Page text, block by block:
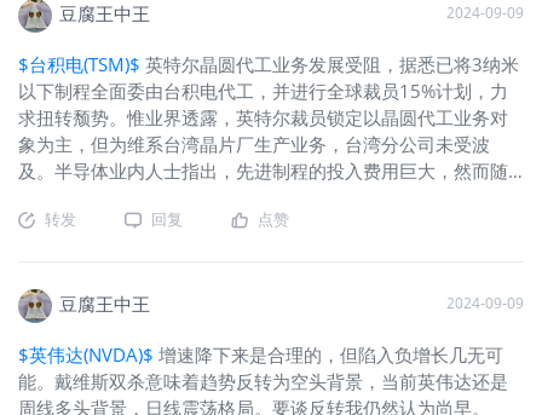
豆腐王中王 2024-09-09
$台积电(TSM)$ 英特尔晶圆代工业务发展受阻，据悉已将3纳米
以下制程全面委由台积电代工，并进行全球裁员15%计划，力
求扭转颓势。惟业界透露，英特尔裁员锁定以晶圆代工业务对
象为主，但为维系台湾晶片厂生产业务，台湾分公司未受波
及。半导体业内人士指出，先进制程的投入费用巨大，然而随
Lunar Lake 开始将采用“台积电制造”。
转发 回复 点赞
豆腐王中王 2024-09-09
$英伟达(NVDA)$ 增速降下来是合理的，但陷入负增长几无可
能。戴维斯双杀意味着趋势反转为空头背景，当前英伟达还是
周线多头背景，日线震荡格局。要谈反转我仍然认为尚早。